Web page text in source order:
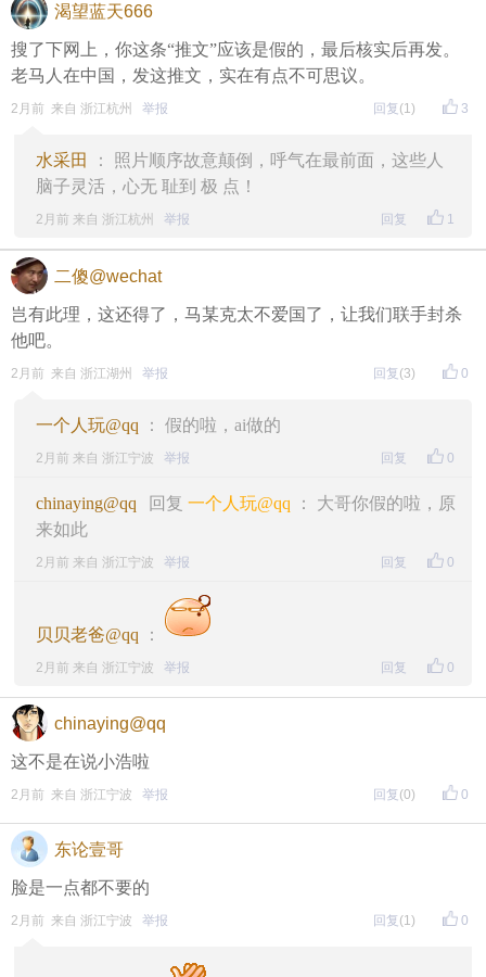
渴望蓝天666
搜了下网上，你这条“推文”应该是假的，最后核实后再发。
老马人在中国，发这推文，实在有点不可思议。
3
2月前 来自 浙江杭州 举报 回复 (1)
水采田
： 照片顺序故意颠倒，呼气在最前面，这些人
脑子灵活，心无 耻到 极 点！
1
2月前 来自 浙江杭州 举报 回复
二傻@wechat
岂有此理，这还得了，马某克太不爱国了，让我们联手封杀
他吧。
0
2月前 来自 浙江湖州 举报 回复 (3)
一个人玩@qq ： 假的啦，ai做的
0
2月前 来自 浙江宁波 举报 回复
chinaying@qq 回复 一个人玩@qq ： 大哥你假的啦，原
来如此
0
2月前 来自 浙江宁波 举报 回复
贝贝老爸@qq ：
0
2月前 来自 浙江宁波 举报 回复
chinaying@qq
这不是在说小浩啦
0
2月前 来自 浙江宁波 举报 回复 (0)
东论壹哥
脸是一点都不要的
0
2月前 来自 浙江宁波 举报 回复 (1)